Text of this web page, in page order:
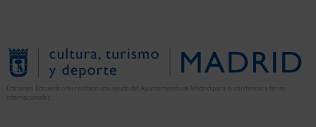
Ediciones Encuentro ha recibido una ayuda del Ayuntamiento de Madrid para la asistencia a ferias